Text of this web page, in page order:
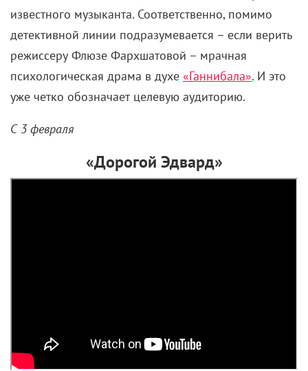
известного музыканта. Соответственно, помимо
детективной линии подразумевается – если верить
режиссеру Флюзе Фархшатовой – мрачная
психологическая драма в духе «Ганнибала». И это
уже четко обозначает целевую аудиторию.
С 3 февраля
«Дорогой Эдвард»